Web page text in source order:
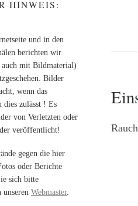
HINWEIS:
und in den
berichten wir
mit Bildmaterial)
Bilder
wenn das
dies zulässt ! Es
von Verletzten oder
veröffentlicht!
gegen die hier
oder Berichte
sich bitte
Webmaster.